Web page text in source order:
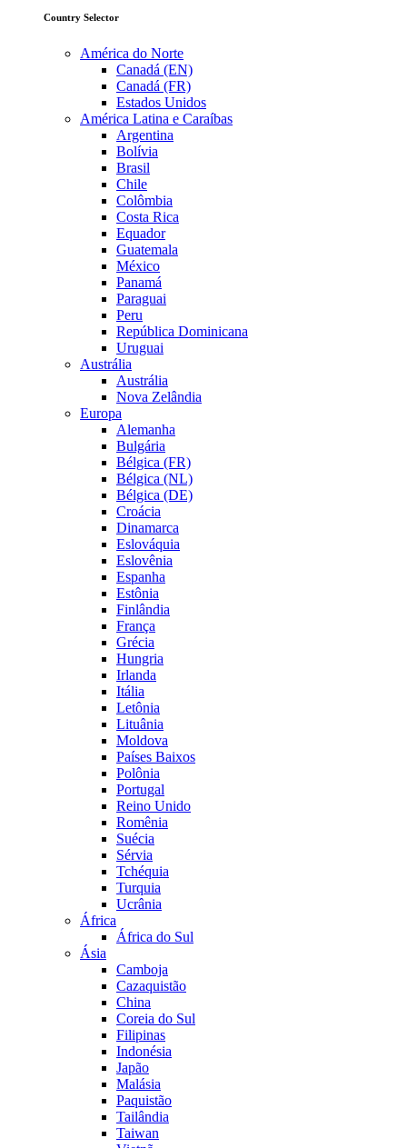
Country Selector
América do Norte
Canadá (EN)
Canadá (FR)
Estados Unidos
América Latina e Caraíbas
Argentina
Bolívia
Brasil
Chile
Colômbia
Costa Rica
Equador
Guatemala
México
Panamá
Paraguai
Peru
República Dominicana
Uruguai
Austrália
Austrália
Nova Zelândia
Europa
Alemanha
Bulgária
Bélgica (FR)
Bélgica (NL)
Bélgica (DE)
Croácia
Dinamarca
Eslováquia
Eslovênia
Espanha
Estônia
Finlândia
França
Grécia
Hungria
Irlanda
Itália
Letônia
Lituânia
Moldova
Países Baixos
Polônia
Portugal
Reino Unido
Romênia
Suécia
Sérvia
Tchéquia
Turquia
Ucrânia
África
África do Sul
Ásia
Camboja
Cazaquistão
China
Coreia do Sul
Filipinas
Indonésia
Japão
Malásia
Paquistão
Tailândia
Taiwan